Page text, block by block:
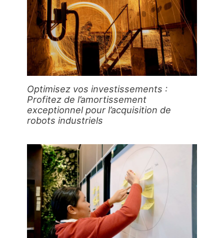
Optimisez vos investissements :
Profitez de l’amortissement
exceptionnel pour l’acquisition de
robots industriels